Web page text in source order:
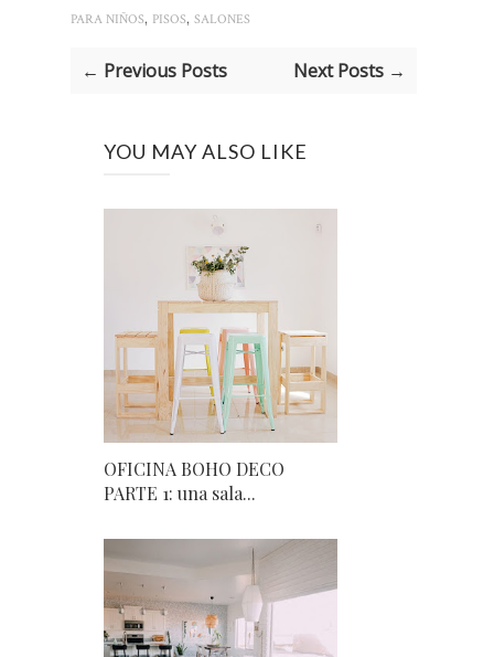
PARA NIÑOS, PISOS, SALONES
← Previous Posts Next Posts →
YOU MAY ALSO LIKE
OFICINA BOHO DECO
PARTE 1: una sala...